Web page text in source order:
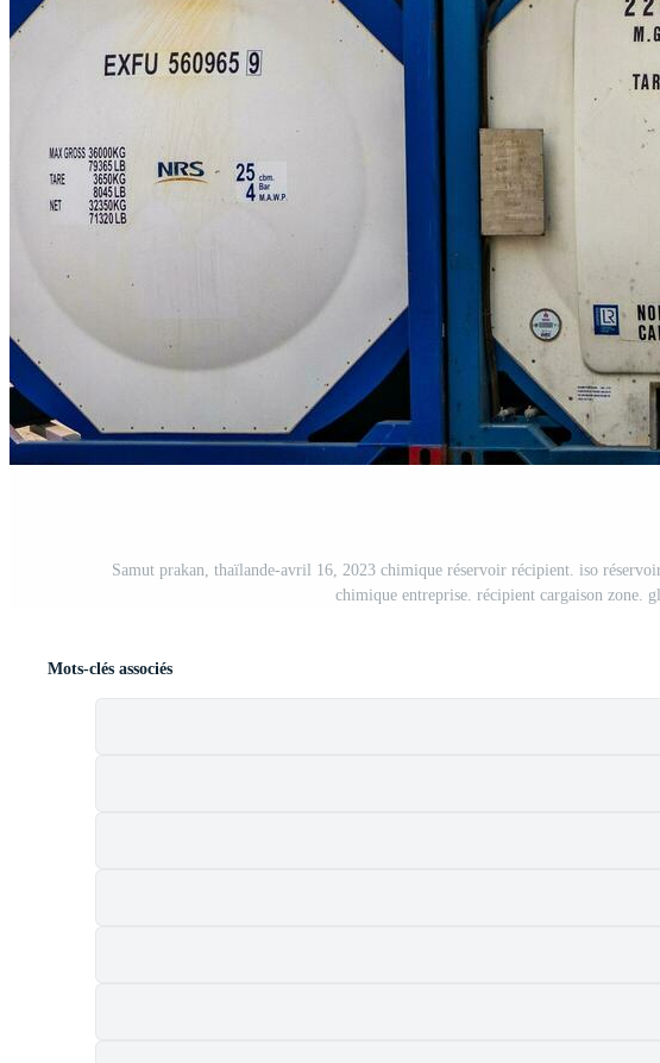
Samut prakan, thaïlande-avril 16, 2023 chimique réservoir récipient. iso
chimique entreprise. récipient cargaison zone.
Mots-clés associés